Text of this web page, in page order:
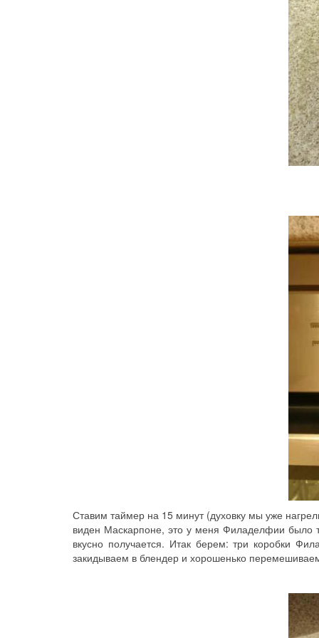
Ставим таймер на 15 минут (духовку мы уже
виден Маскарпоне, это у меня Филаделфии было
вкусно получается. Итак берем: три коробки
закидываем в блендер и хорошенько